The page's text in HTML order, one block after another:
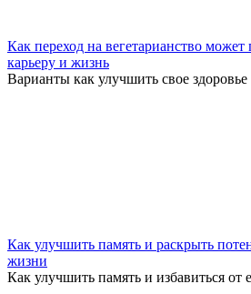
Как переход на вегетарианство
карьеру и жизнь
Варианты как улучшить свое
Как улучшить память и раскрыть
жизни
Как улучшить память и избавиться от